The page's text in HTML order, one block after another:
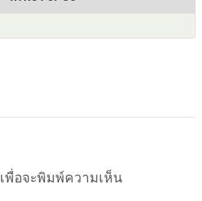
เพื่อจะพิมพ์ความเห็น